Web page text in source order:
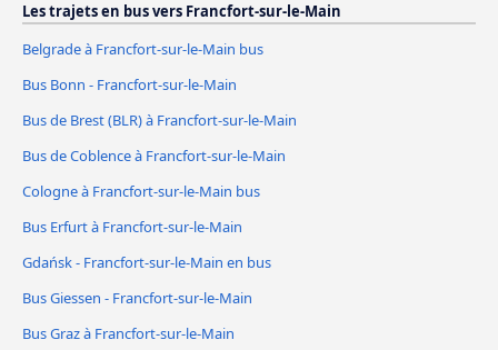
Les trajets en bus vers Francfort-sur-le-Main
Belgrade à Francfort-sur-le-Main bus
Bus Bonn - Francfort-sur-le-Main
Bus de Brest (BLR) à Francfort-sur-le-Main
Bus de Coblence à Francfort-sur-le-Main
Cologne à Francfort-sur-le-Main bus
Bus Erfurt à Francfort-sur-le-Main
Gdańsk - Francfort-sur-le-Main en bus
Bus Giessen - Francfort-sur-le-Main
Bus Graz à Francfort-sur-le-Main